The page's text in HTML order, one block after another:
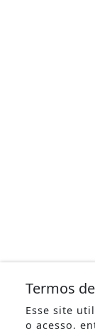
Termos
Esse site
o acesso,